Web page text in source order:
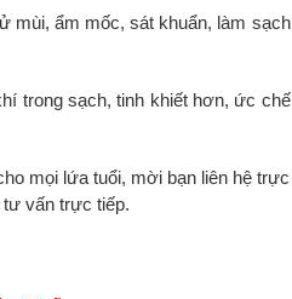
mùi, ẩm mốc, sát khuẩn, làm sạch
trong sạch, tinh khiết hơn, ức chế
mọi lứa tuổi, mời bạn liên hệ trực
tư vấn trực tiếp.